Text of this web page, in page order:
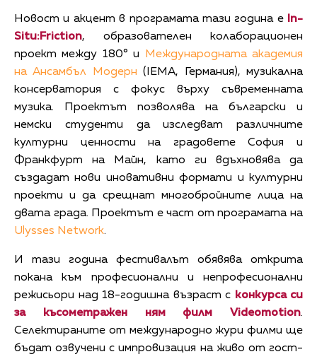
Новост и акцент в програмата тази година e In-
Situ:Friction, образователен колаборационен
проект между 180° и
Международната академия
на Ансамбъл Модерн (IEMA, Германия), музикална
консерватория с фокус върху съвременната
музика. Проектът позволява на български и
немски студенти да изследват различните
културни ценности на градовете София и
Франкфурт на Майн, като ги вдъхновява да
създадат нови иновативни формати и културни
проекти и да срещнат многобройните лица на
двата града. Проектът е част от програмата на
Ulysses Network.
И тази година фестивалът обявява открита
покана към професионални и непрофесионални
режисьори над 18-годишна възраст с конкурса си
за късометражен ням филм Videomotion.
Селектираните от международно жури филми ще
бъдат озвучени с импровизация на живо от гост-